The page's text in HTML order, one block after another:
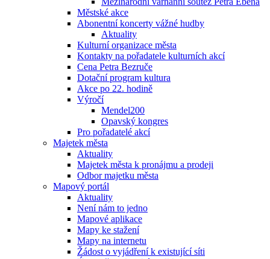
Městské akce
Abonentní koncerty vážné hudby
Aktuality
Kulturní organizace města
Kontakty na pořadatele kulturních akcí
Cena Petra Bezruče
Dotační program kultura
Akce po 22. hodině
Výročí
Mendel200
Opavský kongres
Pro pořadatelé akcí
Majetek města
Aktuality
Majetek města k pronájmu a prodeji
Odbor majetku města
Mapový portál
Aktuality
Není nám to jedno
Mapové aplikace
Mapy ke stažení
Mapy na internetu
Žádost o vyjádření k existující síti